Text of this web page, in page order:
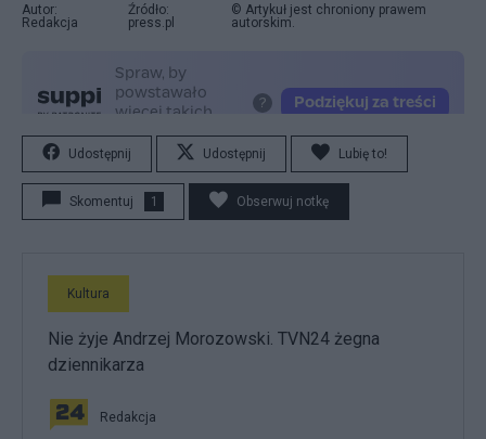
Autor:
Redakcja
Źródło:
press.pl
© Artykuł jest chroniony prawem
autorskim.
Udostępnij Udostępnij Lubię to!
Skomentuj 1 Obserwuj notkę
Kultura
Nie żyje Andrzej Morozowski. TVN24 żegna
dziennikarza
Redakcja